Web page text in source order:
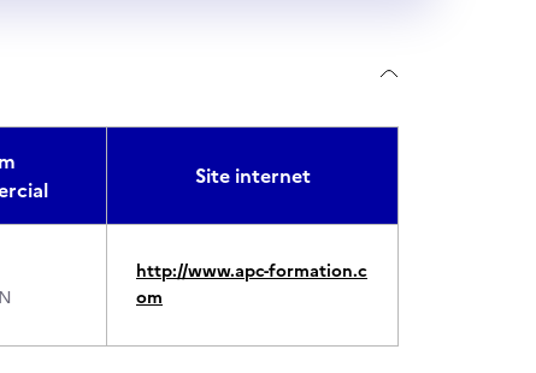
Site internet
http://www.apc-formation.c
om